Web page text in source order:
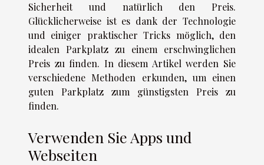
Sicherheit und natürlich den Preis.
Glücklicherweise ist es dank der Technologie
und einiger praktischer Tricks möglich, den
idealen Parkplatz zu einem erschwinglichen
Preis zu finden. In diesem Artikel werden Sie
verschiedene Methoden erkunden, um einen
guten Parkplatz zum günstigsten Preis zu
finden.
Verwenden Sie Apps und
Webseiten